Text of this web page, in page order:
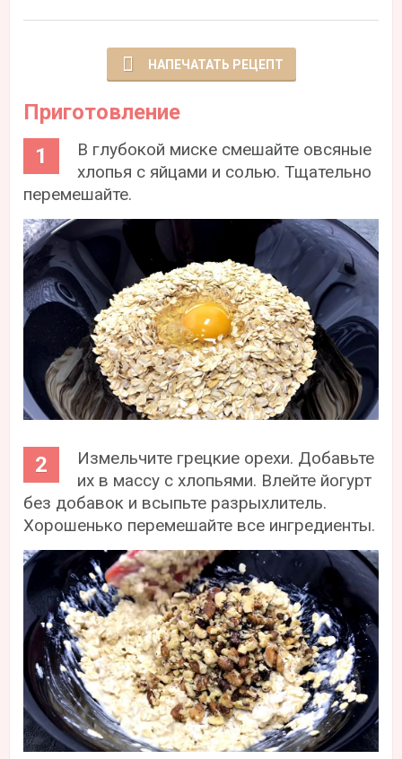
НАПЕЧАТАТЬ РЕЦЕПТ
Приготовление
В глубокой миске смешайте овсяные
хлопья с яйцами и солью. Тщательно
перемешайте.
Измельчите грецкие орехи. Добавьте
их в массу с хлопьями. Влейте йогурт
без добавок и всыпьте разрыхлитель.
Хорошенько перемешайте все ингредиенты.